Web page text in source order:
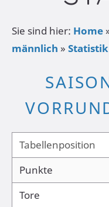
Sie sind hier: Home
männlich » Statistik
Tabellenposition
Punkte
Tore